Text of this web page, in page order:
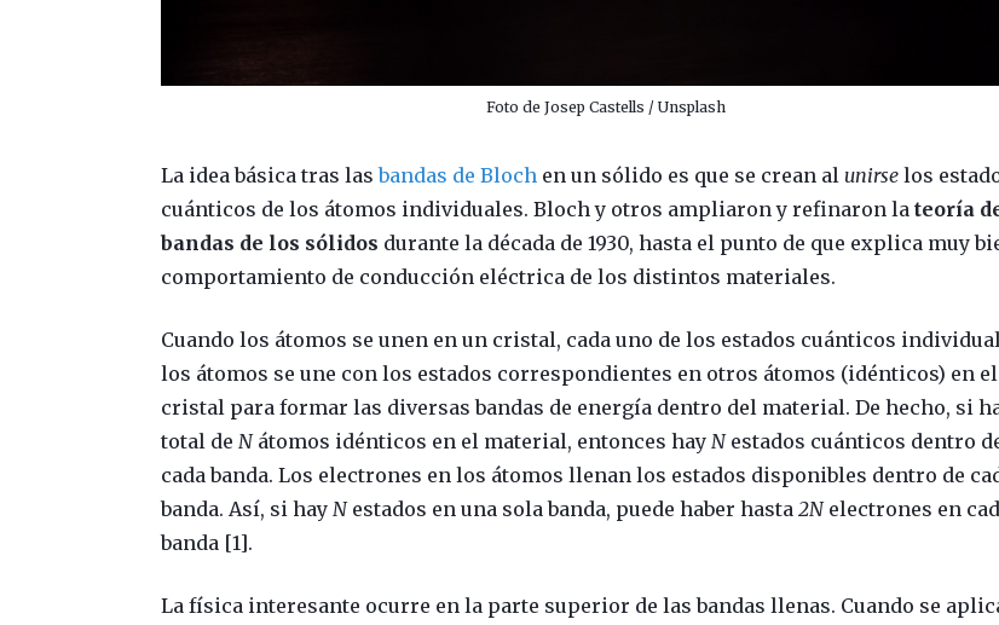
Foto de Josep Castells / Unsplash
La idea básica tras lasbandas de Bloch en un sólido es que se crean al unirse los
cuánticos de los átomos individuales. Bloch y otros ampliaron y refinaron lateoría
bandas de los sólidos durante la década de 1930, hasta el punto de que explica muy
comportamiento de conducción eléctrica de los distintos materiales.
Cuando los átomos se unen en un cristal, cada uno de los estados cuánticos
los átomos se une con los estados correspondientes en otros átomos (idénticos) en el
cristal para formar las diversas bandas de energía dentro del material. De hecho, si
total de Nátomos idénticos en el material, entonces hay Nestados cuánticos dentro
cada banda. Los electrones en los átomos llenan los estados disponibles dentro de
banda. Así, si hay Nestados en una sola banda, puede haber hasta2Nelectrones en
banda [1].
La física interesante ocurre en la parte superior de las bandas llenas. Cuando se